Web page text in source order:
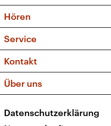
Sendungen und
Musikliste
Kakadu – Das
Hören
Frequenzen (UKW +
Service
FAQ
Apps
Newsletter
Veranstaltungen
Kontakt
Social Media
Über uns
Presse
Datenschutzerklärung